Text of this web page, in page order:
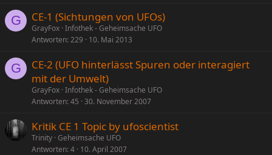
G CE-1 (Sichtungen von UFOs)
GrayFox Infothek - Geheimsache UFO
Antworten 229 10. Mai 2013
G
CE-2 (UFO hinterlässt Spuren oder interagiert
mit der Umwelt)
GrayFox Infothek - Geheimsache UFO
Antworten 45 30. November 2007
Kritik CE 1 Topic by ufoscientist
Trinity Geheimsache UFO
Antworten 4 10. April 2007